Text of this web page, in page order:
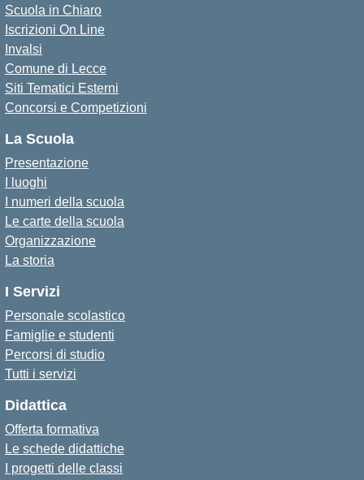
Scuola in Chiaro
Iscrizioni On Line
Invalsi
Comune di Lecce
Siti Tematici Esterni
Concorsi e Competizioni
La Scuola
Presentazione
I luoghi
I numeri della scuola
Le carte della scuola
Organizzazione
La storia
I Servizi
Personale scolastico
Famiglie e studenti
Percorsi di studio
Tutti i servizi
Didattica
Offerta formativa
Le schede didattiche
I progetti delle classi